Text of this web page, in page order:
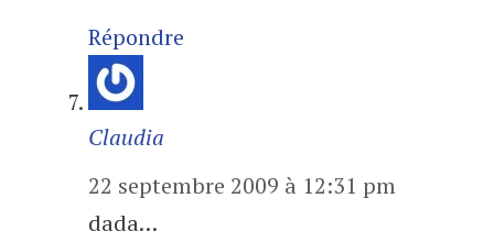
Répondre
Claudia
22 septembre 2009 à 12:31 pm
dada…